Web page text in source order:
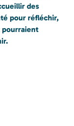
des
pour réfléchir,
pourraient